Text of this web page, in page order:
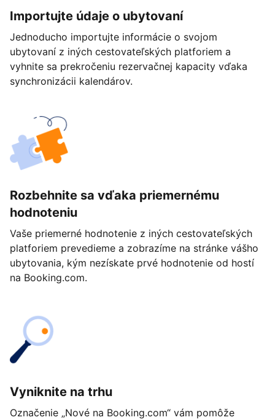
Importujte údaje o ubytovaní
Jednoducho importujte informácie o svojom
ubytovaní z iných cestovateľských platforiem a
vyhnite sa prekročeniu rezervačnej kapacity vďaka
synchronizácii kalendárov.
Rozbehnite sa vďaka priemernému
hodnoteniu
Vaše priemerné hodnotenie z iných cestovateľských
platforiem prevedieme a zobrazíme na stránke vášho
ubytovania, kým nezískate prvé hodnotenie od hostí
na Booking.com.
Vyniknite na trhu
Označenie „Nové na Booking.com“ vám pomôže